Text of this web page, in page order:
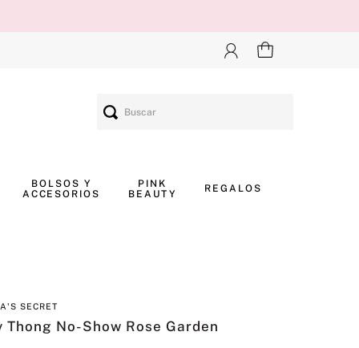
BOLSOS Y
ACCESORIOS
PINK
BEAUTY
REGALOS
SECRET
Thong No-Show Rose Garden